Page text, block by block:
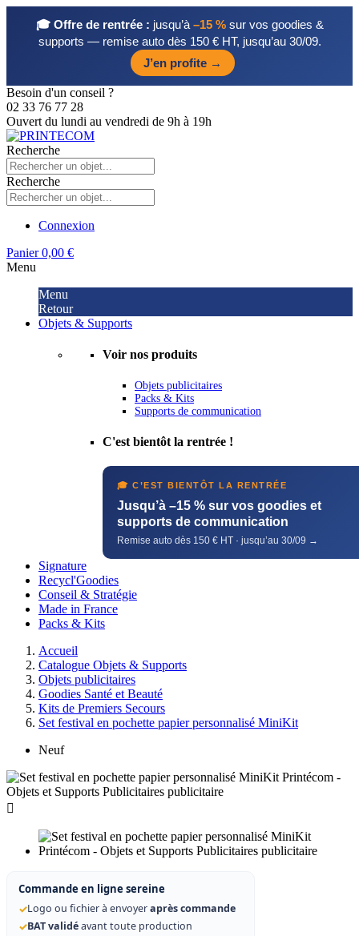
🎓 Offre de rentrée : jusqu’à –15 %sur vos goodies &
supports — remise auto dès 150 € HT, jusqu’au 30/09.
J’en profite →
Besoin d'un conseil ?
02 33 76 77 28
Ouvert du lundi au vendredi de 9h à 19h
Recherche
Recherche
Connexion
Panier 0,00 €
Menu
Menu
Retour
Objets & Supports
Voir nos produits
Objets publicitaires
Packs & Kits
Supports de communication
C'est bientôt la rentrée !
🎓 C’EST BIENTÔT LA RENTRÉE
Jusqu’à –15 % sur vos goodies et
supports de communication
Remise auto dès 150 € HT · jusqu’au 30/09 →
Signature
Recycl'Goodies
Conseil & Stratégie
Made in France
Packs & Kits
Accueil
Catalogue Objets & Supports
Objets publicitaires
Goodies Santé et Beauté
Kits de Premiers Secours
Set festival en pochette papier personnalisé MiniKit
Neuf

Commande en ligne sereine
✓Logo ou fichier à envoyeraprès commande
✓BAT validéavant toute production